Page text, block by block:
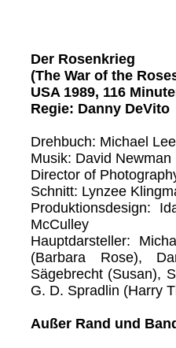
Der Rosenkrieg
(The War of the
USA 1989, 116
Regie: Danny DeVito
Drehbuch: Michael
Musik: David Newman
Director of
Schnitt: Lynzee
Produktionsdesign:
McCulley
Hauptdarsteller:
(Barbara Rose),
Sägebrecht (Susan),
G. D. Spradlin (Harry
Außer Rand und